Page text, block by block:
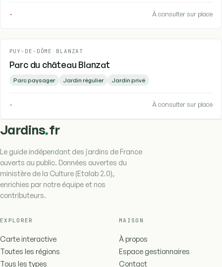
- À consulter sur place
PUY-DE-DÔME - BLANZAT
Parc du château Blanzat
Parc paysager Jardin régulier Jardin privé
- À consulter sur place
Jardins.fr
Le guide indépendant des jardins de France
ouverts au public. Données ouvertes du
ministère de la Culture (Etalab 2.0),
enrichies par notre équipe et nos
contributeurs.
EXPLORER
Carte interactive
Toutes les régions
Tous les types
MAISON
À propos
Espace gestionnaires
Contact